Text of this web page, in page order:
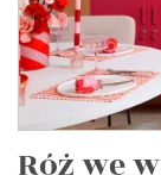
Róż we